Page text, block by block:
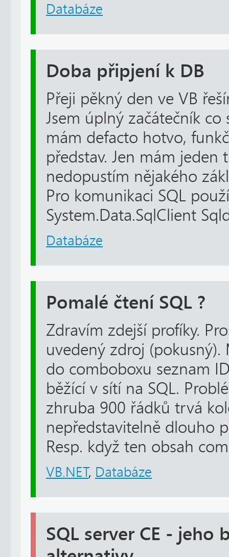
Databáze
Doba připjení k DB
Přeji pěkný den ve VB
Jsem úplný začátečník co
mám defacto hotvo,
představ. Jen mám jeden
nedopustím nějakého
Pro komunikaci SQL
System.Data.SqlClient
Databáze
Pomalé čtení SQL ?
Zdravím zdejší profíky.
uvedený zdroj
do comboboxu seznam
běžící v sítí na SQL.
zhruba 900 řádků trvá
nepředstavitelně dlouho
Resp. když ten obsah
VB.NET, Databáze
SQL server CE - jeho